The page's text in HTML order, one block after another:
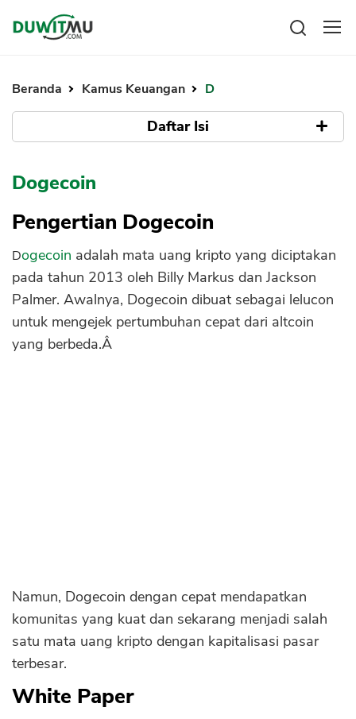
Investasi
Pengeluaran
Asuransi
Mengelola keuangan
Kartu Kredit
KTA
Pinjaman Online
Hutang
Pinjaman
Kartu Kredit
KTA
KPR
Pinjaman Online
Broker Forex
Asuransi Syariah
Beranda Kamus Keuangan D
Daftar Isi
White Paper
Tokenomics
Cara Beli dan Jual Dogecoin
Kelebihan Dogecoin
Kekurangan Dogecoin
Trend Harga Dogecoin dan Prospeknya
Dogecoin
Pengertian Dogecoin
Dogecoin adalah mata uang kripto yang diciptakan
pada tahun 2013 oleh Billy Markus dan Jackson
Palmer. Awalnya, Dogecoin dibuat sebagai lelucon
untuk mengejek pertumbuhan cepat dari altcoin
yang berbeda.Â
Namun, Dogecoin dengan cepat mendapatkan
komunitas yang kuat dan sekarang menjadi salah
satu mata uang kripto dengan kapitalisasi pasar
terbesar.
White Paper